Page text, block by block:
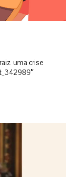
uma crise